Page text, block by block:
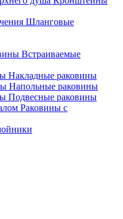
Шланговые
Встраиваемые
Накладные раковины
Напольные раковины
Подвесные раковины
Раковины с